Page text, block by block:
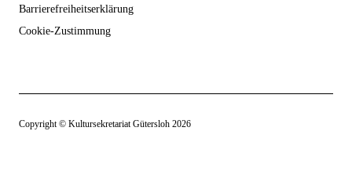
Barrierefreiheitserklärung
Cookie-Zustimmung
Copyright © Kultursekretariat Gütersloh 2026